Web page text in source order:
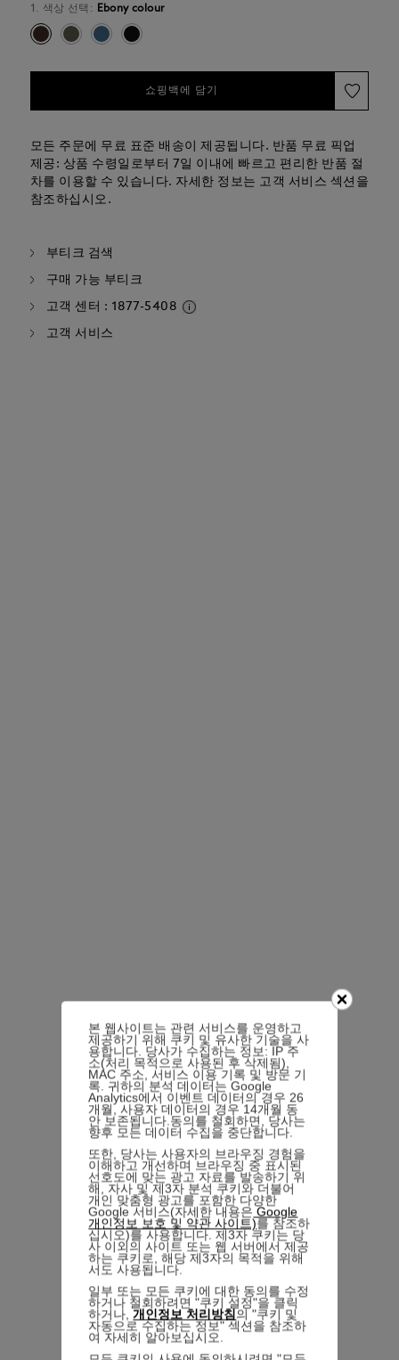
1. 색상 선택: Ebony colour
쇼핑백에 담기
모든 주문에 무료 표준 배송이 제공됩니다. 반품 무료 픽업
제공: 상품 수령일로부터 7일 이내에 빠르고 편리한 반품 절
차를 이용할 수 있습니다. 자세한 정보는 고객 서비스 섹션을
참조하십시오.
부티크 검색
구매 가능 부티크
고객 센터 : 1877-5408
고객 서비스
본 웹사이트는 관련 서비스를 운영하고
제공하기 위해 쿠키 및 유사한 기술을 사
용합니다. 당사가 수집하는 정보: IP 주
소(처리 목적으로 사용된 후 삭제됨),
MAC 주소, 서비스 이용 기록 및 방문 기
록. 귀하의 분석 데이터는 Google
Analytics에서 이벤트 데이터의 경우 26
개월, 사용자 데이터의 경우 14개월 동
안 보존됩니다.동의를 철회하면, 당사는
향후 모든 데이터 수집을 중단합니다.
또한, 당사는 사용자의 브라우징 경험을
이해하고 개선하며 브라우징 중 표시된
선호도에 맞는 광고 자료를 발송하기 위
해, 자사 및 제3자 분석 쿠키와 더불어
개인 맞춤형 광고를 포함한 다양한
Google 서비스(자세한 내용은 Google
개인정보 보호 및 약관 사이트)를 참조하
십시오)를 사용합니다. 제3자 쿠키는 당
사 이외의 사이트 또는 웹 서버에서 제공
하는 쿠키로, 해당 제3자의 목적을 위해
서도 사용됩니다.
일부 또는 모든 쿠키에 대한 동의를 수정
하거나 철회하려면 "쿠키 설정"을 클릭
하거나,개인정보 처리방침 의 "쿠키 및
자동으로 수집하는 정보" 섹션을 참조하
여 자세히 알아보십시오.